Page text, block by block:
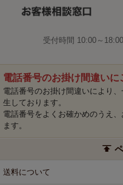
受付時間 10:00～
電話番号のお掛け間違いに
電話番号のお掛け間違いにより
生しております。
電話番号をよくお確かめのうえ
ます。
送料について